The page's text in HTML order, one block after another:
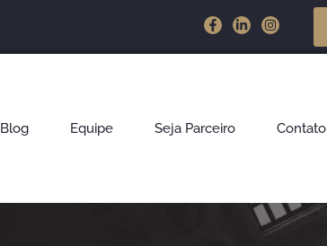
Blog Equipe Seja Parceiro Contato